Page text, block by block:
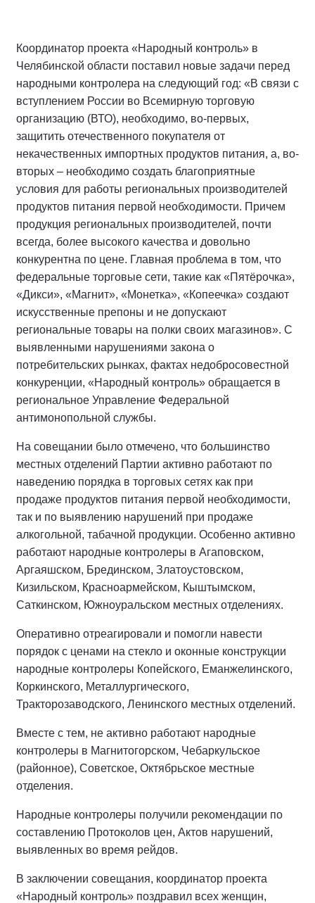
Координатор проекта «Народный контроль» в
Челябинской области поставил новые задачи перед
народными контролера на следующий год: «В связи с
вступлением России во Всемирную торговую
организацию (ВТО), необходимо, во-первых,
защитить отечественного покупателя от
некачественных импортных продуктов питания, а, во-
вторых – необходимо создать благоприятные
условия для работы региональных производителей
продуктов питания первой необходимости. Причем
продукция региональных производителей, почти
всегда, более высокого качества и довольно
конкурентна по цене. Главная проблема в том, что
федеральные торговые сети, такие как «Пятёрочка»,
«Дикси», «Магнит», «Монетка», «Копеечка» создают
искусственные препоны и не допускают
региональные товары на полки своих магазинов». С
выявленными нарушениями закона о
потребительских рынках, фактах недобросовестной
конкуренции, «Народный контроль» обращается в
региональное Управление Федеральной
антимонопольной службы.
На совещании было отмечено, что большинство
местных отделений Партии активно работают по
наведению порядка в торговых сетях как при
продаже продуктов питания первой необходимости,
так и по выявлению нарушений при продаже
алкогольной, табачной продукции. Особенно активно
работают народные контролеры в Агаповском,
Аргаяшском, Брединском, Златоустовском,
Кизильском, Красноармейском, Кыштымском,
Саткинском, Южноуральском местных отделениях.
Оперативно отреагировали и помогли навести
порядок с ценами на стекло и оконные конструкции
народные контролеры Копейского, Еманжелинского,
Коркинского, Металлургического,
Тракторозаводского, Ленинского местных отделений.
Вместе с тем, не активно работают народные
контролеры в Магнитогорском, Чебаркульское
(районное), Советское, Октябрьское местные
отделения.
Народные контролеры получили рекомендации по
составлению Протоколов цен, Актов нарушений,
выявленных во время рейдов.
В заключении совещания, координатор проекта
«Народный контроль» поздравил всех женщин,